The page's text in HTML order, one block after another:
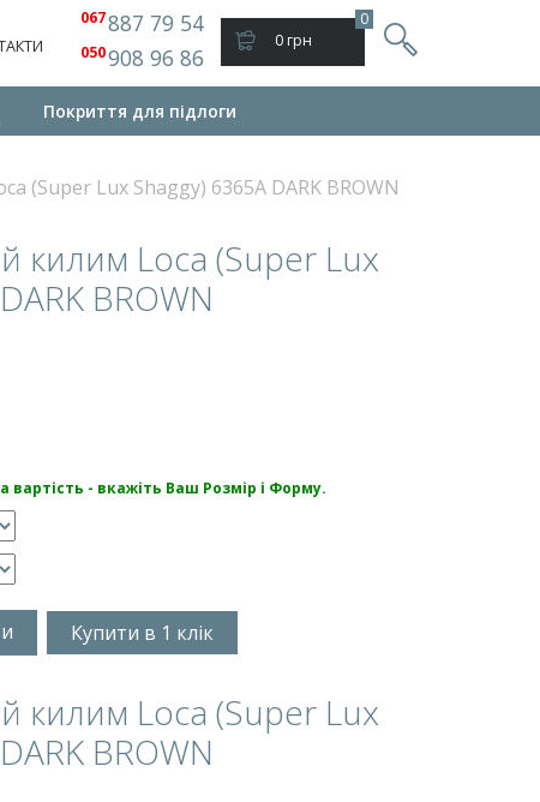
Покриття для підлоги
067887 79 54
050908 96 86
0
0 грн
(Super Lux Shaggy) 6365A DARK BROWN
килим Loca (Super Lux
BROWN
вартість - вкажіть Ваш Розмір і Форму.
Купити в 1 клік
килим Loca (Super Lux
BROWN